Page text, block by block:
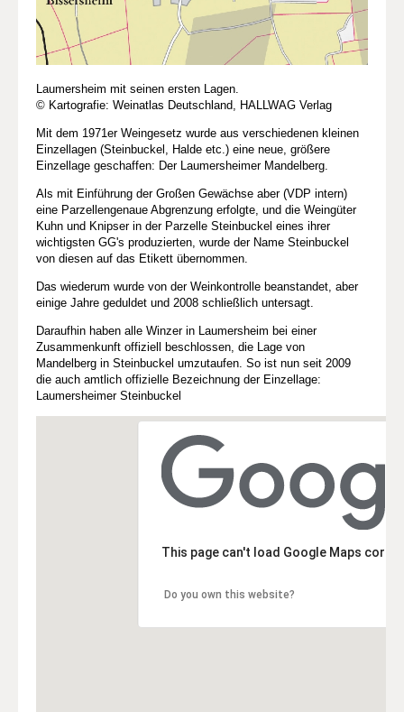
Laumersheim mit seinen ersten Lagen.
© Kartografie: Weinatlas Deutschland, HALLWAG Verlag
Mit dem 1971er Weingesetz wurde aus verschiedenen kleinen
Einzellagen (Steinbuckel, Halde etc.) eine neue, größere
Einzellage geschaffen: Der Laumersheimer Mandelberg.
Als mit Einführung der Großen Gewächse aber (VDP intern)
eine Parzellengenaue Abgrenzung erfolgte, und die Weingüter
Kuhn und Knipser in der Parzelle Steinbuckel eines ihrer
wichtigsten GG's produzierten, wurde der Name Steinbuckel
von diesen auf das Etikett übernommen.
Das wiederum wurde von der Weinkontrolle beanstandet, aber
einige Jahre geduldet und 2008 schließlich untersagt.
Daraufhin haben alle Winzer in Laumersheim bei einer
Zusammenkunft offiziell beschlossen, die Lage von
Mandelberg in Steinbuckel umzutaufen. So ist nun seit 2009
die auch amtlich offizielle Bezeichnung der Einzellage:
Laumersheimer Steinbuckel
This page can't load Google Maps
Do you own this website?